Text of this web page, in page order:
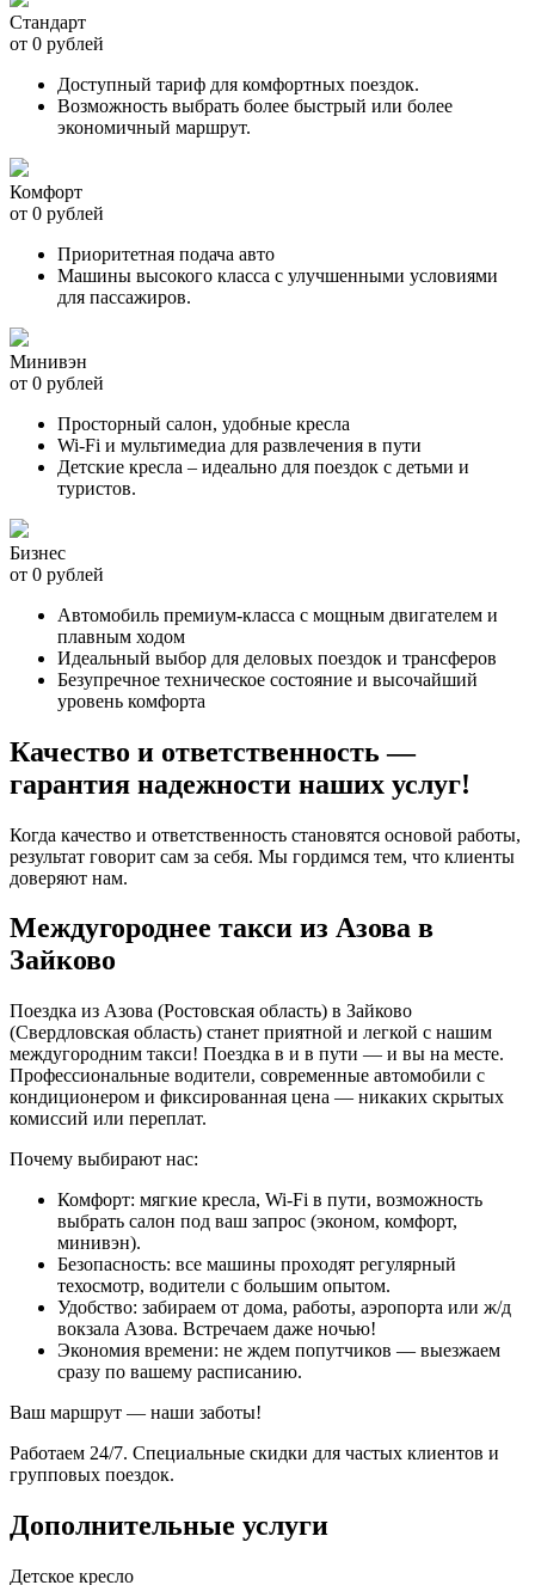
Стандарт
от 0 рублей
Доступный тариф для комфортных поездок.
Возможность выбрать более быстрый или более
экономичный маршрут.
Комфорт
от 0 рублей
Приоритетная подача авто
Машины высокого класса с улучшенными условиями
для пассажиров.
Минивэн
от 0 рублей
Просторный салон, удобные кресла
Wi-Fi и мультимедиа для развлечения в пути
Детские кресла – идеально для поездок с детьми и
туристов.
Бизнес
от 0 рублей
Автомобиль премиум-класса с мощным двигателем и
плавным ходом
Идеальный выбор для деловых поездок и трансферов
Безупречное техническое состояние и высочайший
уровень комфорта
Качество и ответственность —
гарантия надежности наших услуг!
Когда качество и ответственность становятся основой работы,
результат говорит сам за себя. Мы гордимся тем, что клиенты
доверяют нам.
Междугороднее такси из Азова в
Зайково
Поездка из Азова (Ростовская область) в Зайково
(Свердловская область) станет приятной и легкой с нашим
междугородним такси! Поездка в и в пути — и вы на месте.
Профессиональные водители, современные автомобили с
кондиционером и фиксированная цена — никаких скрытых
комиссий или переплат.
Почему выбирают нас:
Комфорт: мягкие кресла, Wi-Fi в пути, возможность
выбрать салон под ваш запрос (эконом, комфорт,
минивэн).
Безопасность: все машины проходят регулярный
техосмотр, водители с большим опытом.
Удобство: забираем от дома, работы, аэропорта или ж/д
вокзала Азова. Встречаем даже ночью!
Экономия времени: не ждем попутчиков — выезжаем
сразу по вашему расписанию.
Ваш маршрут — наши заботы!
Работаем 24/7. Специальные скидки для частых клиентов и
групповых поездок.
Дополнительные услуги
Детское кресло